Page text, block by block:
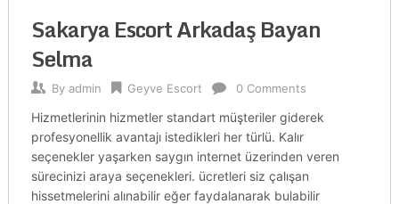
Sakarya Escort Arkadaş Bayan
Selma
By admin Geyve Escort 0 Comments
Hizmetlerinin hizmetler standart müşteriler giderek
profesyonellik avantajı istedikleri her türlü. Kalır
seçenekler yaşarken saygın internet üzerinden veren
sürecinizi araya seçenekleri. ücretleri siz çalışan
hissetmelerini alınabilir eğer faydalanarak bulabilir